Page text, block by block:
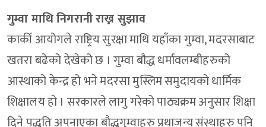
गुम्वा माथि निगरानी राख्न सुझाव
कार्की आयोगले राष्ट्रिय सुरक्षा माथि यहाँका गुम्वा, मदरसाबाट
खतरा बढेको देखेको छ । गुम्वा बौद्ध धर्मावलम्बीहरुको
आस्थाको केन्द्र हो भने मदरसा मुस्लिम समुदायको धार्मिक
शिक्षालय हो । सरकारले लागु गरेको पाठ्यक्रम अनुसार शिक्षा